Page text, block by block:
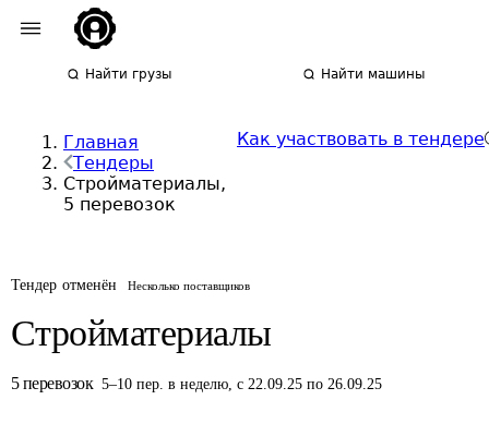
Найти грузы Найти машины
Главная
Тендеры
Стройматериалы,
5 перевозок
Как участвовать в тендере
Тендер отменён Несколько поставщиков
Стройматериалы
5 перевозок 5–10 пер. в неделю,с 22.09.25 по 26.09.25